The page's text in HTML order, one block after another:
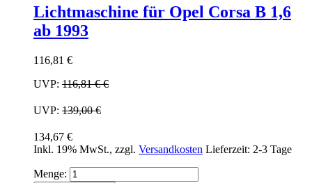
Lichtmaschine für Opel Corsa B 1,6
ab 1993
116,81 €
UVP: 116,81 €€
UVP: 139,00 €
134,67 €
Inkl. 19% MwSt., zzgl. Versandkosten Lieferzeit: 2-3 Tage
Menge: